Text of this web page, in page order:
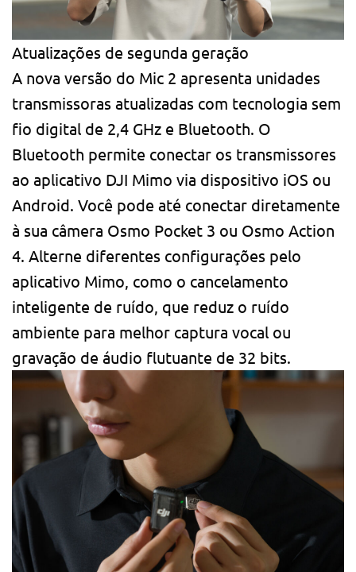
Atualizações de segunda geração
A nova versão do Mic 2 apresenta unidades
transmissoras atualizadas com tecnologia sem
fio digital de 2,4 GHz e Bluetooth. O
Bluetooth permite conectar os transmissores
ao aplicativo DJI Mimo via dispositivo iOS ou
Android. Você pode até conectar diretamente
à sua câmera Osmo Pocket 3 ou Osmo Action
4. Alterne diferentes configurações pelo
aplicativo Mimo, como o cancelamento
inteligente de ruído, que reduz o ruído
ambiente para melhor captura vocal ou
gravação de áudio flutuante de 32 bits.